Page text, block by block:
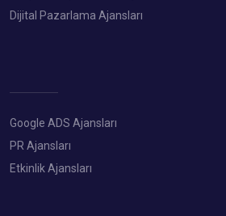
Dijital Pazarlama Ajansları
Google ADS Ajansları
PR Ajansları
Etkinlik Ajansları